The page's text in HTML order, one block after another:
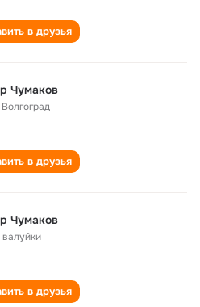
в друзья
Чумаков
Волгоград
в друзья
Чумаков
валуйки
в друзья